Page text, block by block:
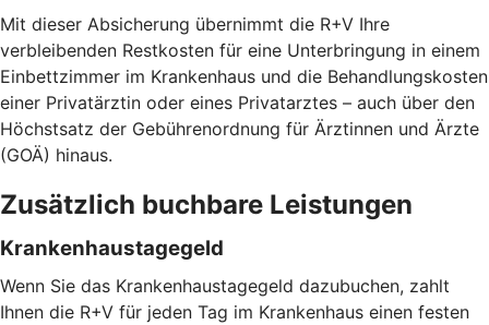
Mit dieser Absicherung übernimmt die R+V Ihre
verbleibenden Restkosten für eine Unterbringung in einem
Einbettzimmer im Krankenhaus und die Behandlungskosten
einer Privatärztin oder eines Privatarztes – auch über den
Höchstsatz der Gebührenordnung für Ärztinnen und Ärzte
(GOÄ) hinaus.
Zusätzlich buchbare Leistungen
Krankenhaustagegeld
Wenn Sie das Krankenhaustagegeld dazubuchen, zahlt
Ihnen die R+V für jeden Tag im Krankenhaus einen festen